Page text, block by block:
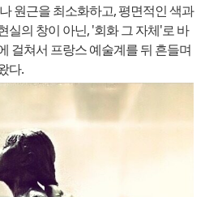
원근을 최소화하고, 평면적인 색과
실의 창이 아닌, '회화 그 자체'로 바
걸쳐서 프랑스 예술계를 뒤 흔들며
다.